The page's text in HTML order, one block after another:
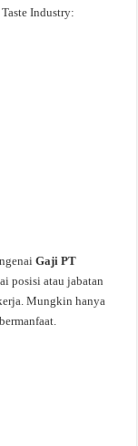
Industry:
Gaji PT
posisi atau jabatan
Mungkin hanya